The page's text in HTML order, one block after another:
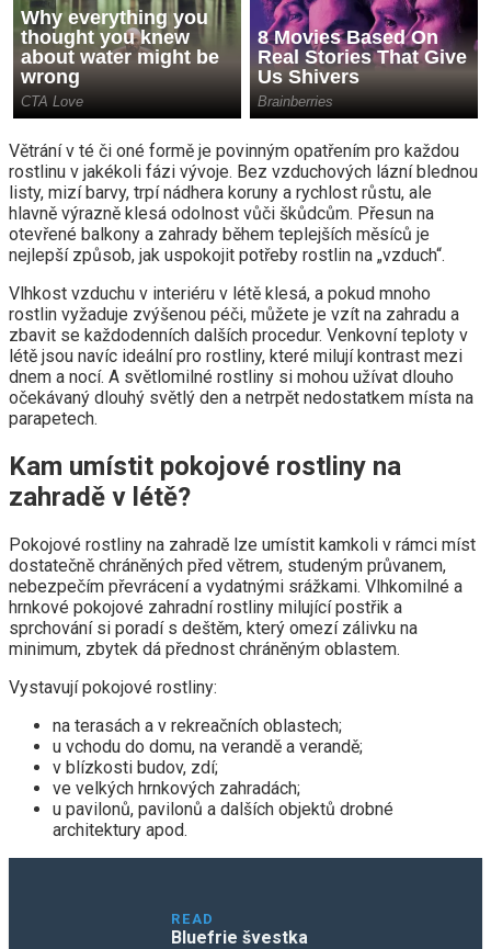
Větrání v té či oné formě je povinným opatřením pro každou
rostlinu v jakékoli fázi vývoje. Bez vzduchových lázní blednou
listy, mizí barvy, trpí nádhera koruny a rychlost růstu, ale
hlavně výrazně klesá odolnost vůči škůdcům. Přesun na
otevřené balkony a zahrady během teplejších měsíců je
nejlepší způsob, jak uspokojit potřeby rostlin na „vzduch“.
Vlhkost vzduchu v interiéru v létě klesá, a pokud mnoho
rostlin vyžaduje zvýšenou péči, můžete je vzít na zahradu a
zbavit se každodenních dalších procedur. Venkovní teploty v
létě jsou navíc ideální pro rostliny, které milují kontrast mezi
dnem a nocí. A světlomilné rostliny si mohou užívat dlouho
očekávaný dlouhý světlý den a netrpět nedostatkem místa na
parapetech.
Kam umístit pokojové rostliny na
zahradě v létě?
Pokojové rostliny na zahradě lze umístit kamkoli v rámci míst
dostatečně chráněných před větrem, studeným průvanem,
nebezpečím převrácení a vydatnými srážkami. Vlhkomilné a
hrnkové pokojové zahradní rostliny milující postřik a
sprchování si poradí s deštěm, který omezí zálivku na
minimum, zbytek dá přednost chráněným oblastem.
Vystavují pokojové rostliny:
na terasách a v rekreačních oblastech;
u vchodu do domu, na verandě a verandě;
v blízkosti budov, zdí;
ve velkých hrnkových zahradách;
u pavilonů, pavilonů a dalších objektů drobné
architektury apod.
READ
Bluefrie švestka